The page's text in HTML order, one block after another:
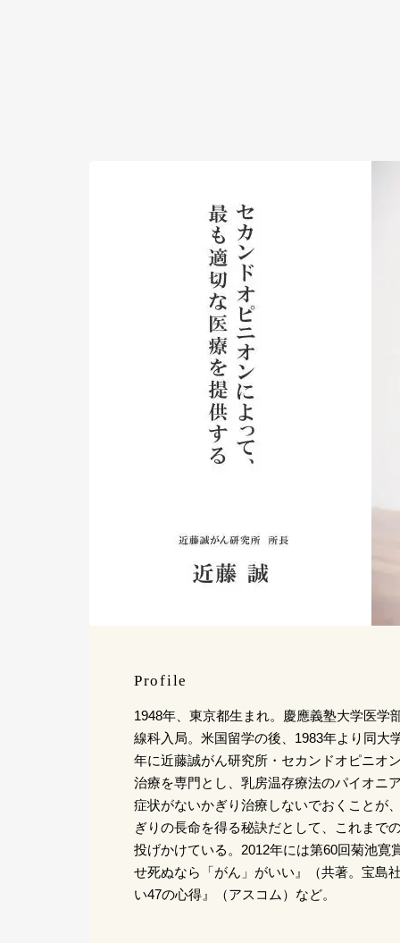
Profile
1948年、東京都生まれ。慶應義塾大学医学
線科入局。米国留学の後、1983年より同大
年に近藤誠がん研究所・セカンドオピニオ
治療を専門とし、乳房温存療法のパイオニ
症状がないかぎり治療しないでおくことが
ぎりの長命を得る秘訣だとして、これまで
投げかけている。2012年には第60回菊池寛
せ死ぬなら「がん」がいい』（共著。宝島
い47の心得』（アスコム）など。